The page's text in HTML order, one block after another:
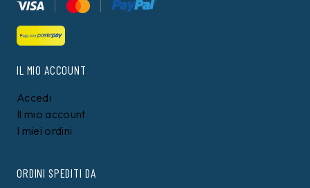
IL MIO ACCOUNT
Accedi
Il mio account
I miei ordini
ORDINI SPEDITI DA